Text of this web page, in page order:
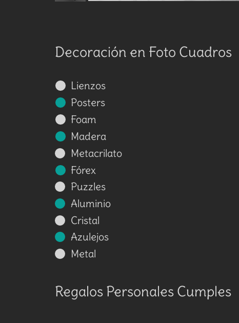
Decoración en Foto Cuadros
Lienzos
Posters
Foam
Madera
Metacrilato
Fórex
Puzzles
Aluminio
Cristal
Azulejos
Metal
Regalos Personales Cumples